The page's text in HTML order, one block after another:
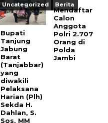
Uncategorized
Bupati
Tanjung
Jabung
Barat
(Tanjabbar)
yang
diwakili
Pelaksana
Harian (Plh)
Sekda H.
Dahlan, S.
Sos, MM
Berita
Mendaftar
Calon
Anggota
Polri 2.707
Orang di
Polda
Jambi